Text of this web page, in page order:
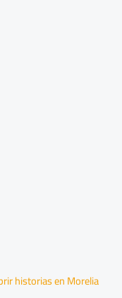
historias en Morelia